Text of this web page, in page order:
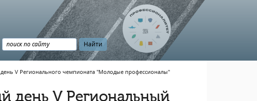
V Регионального чемпионата "Молодые профессионалы"
день V Региональный